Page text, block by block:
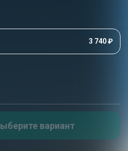
3 740 ₽
вариант